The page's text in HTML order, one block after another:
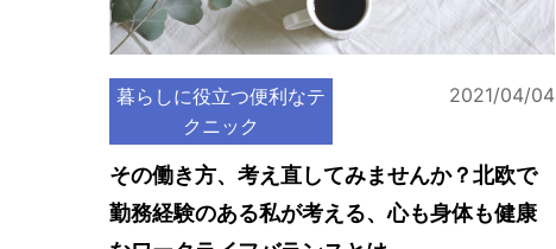
暮らしに役立つ便利なテ
クニック
2021/04/04
その働き方、考え直してみませんか？北欧で
勤務経験のある私が考える、心も身体も健康